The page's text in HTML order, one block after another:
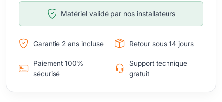
Matériel validé par nos installateurs
Garantie 2 ans incluse Retour sous 14 jours
Paiement 100%
sécurisé
Support technique
gratuit